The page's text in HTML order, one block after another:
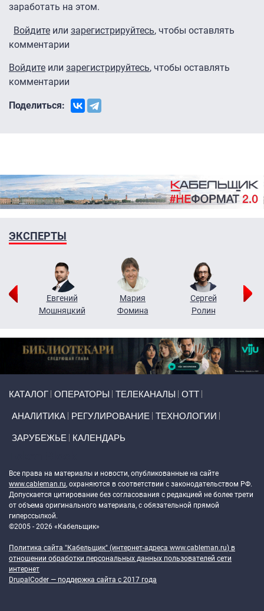
заработать на этом.
Войдите или зарегистрируйтесь, чтобы оставлять
комментарии
Войдите или зарегистрируйтесь, чтобы оставлять
комментарии
Поделиться:
ЭКСПЕРТЫ
Евгений
Мошняцкий
Мария
Фомина
Сергей
Ролин
КАТАЛОГ ОПЕРАТОРЫ ТЕЛЕКАНАЛЫ ОТТ
АНАЛИТИКА РЕГУЛИРОВАНИЕ ТЕХНОЛОГИИ
ЗАРУБЕЖЬЕ КАЛЕНДАРЬ
Все права на материалы и новости, опубликованные на сайте
www.cableman.ru, охраняются в соответствии с законодательством РФ.
Допускается цитирование без согласования с редакцией не более трети
от объема оригинального материала, с обязательной прямой
гиперссылкой.
©2005 - 2026 «Кабельщик»
Политика сайта "Кабельщик" (интернет-адреса www.cableman.ru) в
отношении обработки персональных данных пользователей сети
интернет
DrupalCoder — поддержка сайта c 2017 года